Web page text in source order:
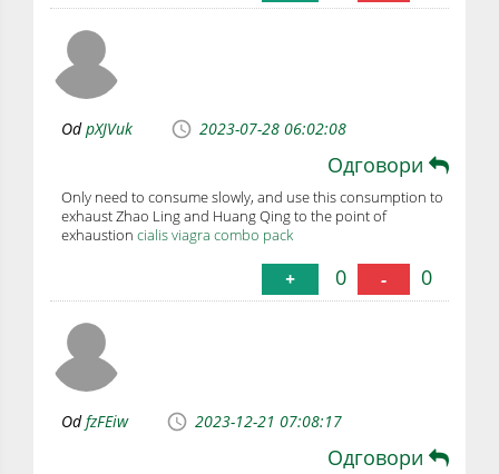
OdpXJVuk 2023-07-28 06:02:08
Одговори
Only need to consume slowly, and use this consumption to
exhaust Zhao Ling and Huang Qing to the point of
exhaustion cialis viagra combo pack
+ 0 - 0
OdfzFEiw 2023-12-21 07:08:17
Одговори